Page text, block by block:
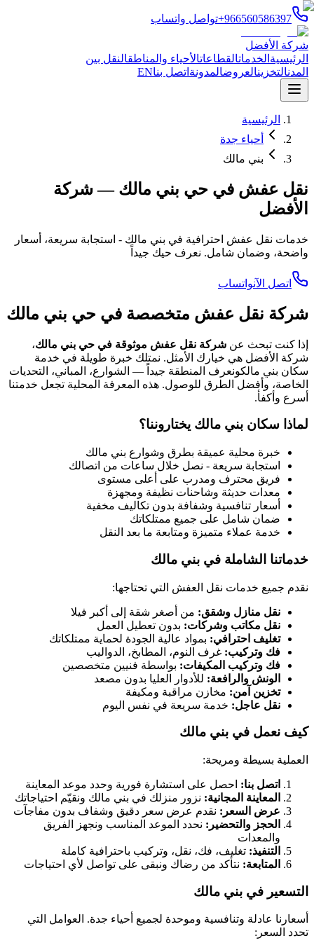
+966560586397تواصل واتساب
شركة الأفضل
الرئيسية الخدماتالقطاعاتالأحياء والمناطقالنقل بين
المدنالتخزينالعروضالمدونة اتصل بناEN
الرئيسية
أحياء جدة
بني مالك
نقل عفش في حي بني مالك — شركة
الأفضل
خدمات نقل عفش احترافية في بني مالك - استجابة سريعة، أسعار
واضحة، وضمان شامل. نعرف حيك جيداً
اتصل الآنواتساب
شركة نقل عفش متخصصة في حي بني مالك
إذا كنت تبحث عن شركة نقل عفش موثوقة في حي بني مالك،
شركة الأفضل هي خيارك الأمثل. نمتلك خبرة طويلة في خدمة
سكان بني مالكونعرف المنطقة جيداً — الشوارع، المباني، التحديات
الخاصة، وأفضل الطرق للوصول. هذه المعرفة المحلية تجعل خدمتنا
أسرع وأكفأ.
لماذا سكان بني مالك يختاروننا؟
خبرة محلية عميقة بطرق وشوارع بني مالك
استجابة سريعة - نصل خلال ساعات من اتصالك
فريق محترف ومدرب على أعلى مستوى
معدات حديثة وشاحنات نظيفة ومجهزة
أسعار تنافسية وشفافة بدون تكاليف مخفية
ضمان شامل على جميع ممتلكاتك
خدمة عملاء متميزة ومتابعة ما بعد النقل
خدماتنا الشاملة في بني مالك
نقدم جميع خدمات نقل العفش التي تحتاجها:
نقل منازل وشقق: من أصغر شقة إلى أكبر فيلا
نقل مكاتب وشركات: بدون تعطيل العمل
تغليف احترافي: بمواد عالية الجودة لحماية ممتلكاتك
فك وتركيب: غرف النوم، المطابخ، الدواليب
فك وتركيب المكيفات: بواسطة فنيين متخصصين
الونش والرافعة: للأدوار العليا بدون مصعد
تخزين آمن: مخازن مراقبة ومكيفة
نقل عاجل: خدمة سريعة في نفس اليوم
كيف نعمل في بني مالك
العملية بسيطة ومريحة:
اتصل بنا: احصل على استشارة فورية وحدد موعد المعاينة
المعاينة المجانية: نزور منزلك في بني مالك ونقيّم احتياجاتك
عرض السعر: نقدم عرض سعر دقيق وشفاف بدون مفاجآت
الحجز والتحضير: نحدد الموعد المناسب ونجهز الفريق
والمعدات
التنفيذ: تغليف، فك، نقل، وتركيب باحترافية كاملة
المتابعة: نتأكد من رضاك ونبقى على تواصل لأي احتياجات
التسعير في بني مالك
أسعارنا عادلة وتنافسية وموحدة لجميع أحياء جدة. العوامل التي
تحدد السعر: